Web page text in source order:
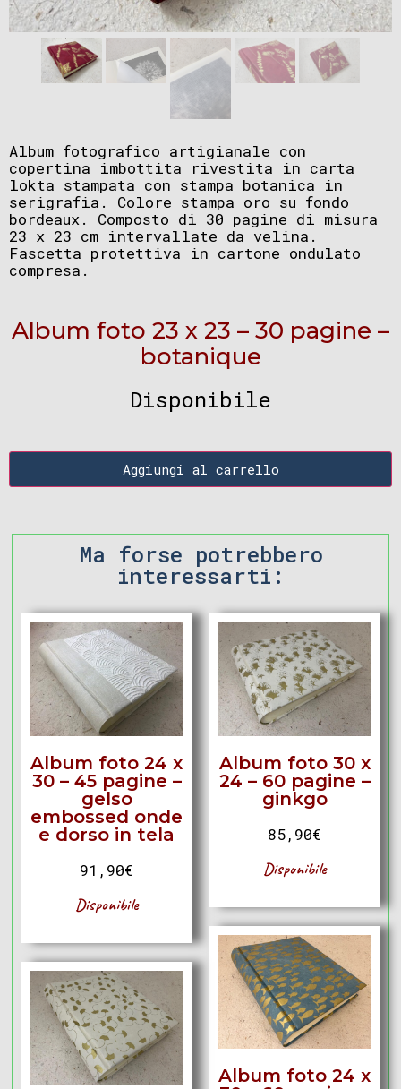
Album fotografico artigianale con
copertina imbottita rivestita in carta
lokta stampata con stampa botanica in
serigrafia. Colore stampa oro su fondo
bordeaux. Composto di 30 pagine di misura
23 x 23 cm intervallate da velina.
Fascetta protettiva in cartone ondulato
compresa.
Album foto 23 x 23 – 30 pagine –
botanique
Disponibile
Aggiungi al carrello
Ma forse potrebbero
interessarti:
Album foto 24 x
30 – 45 pagine –
gelso
embossed onde
e dorso in tela
91,90€
Disponibile
Album foto 30 x
24 – 60 pagine –
ginkgo
85,90€
Disponibile
Album foto 24 x